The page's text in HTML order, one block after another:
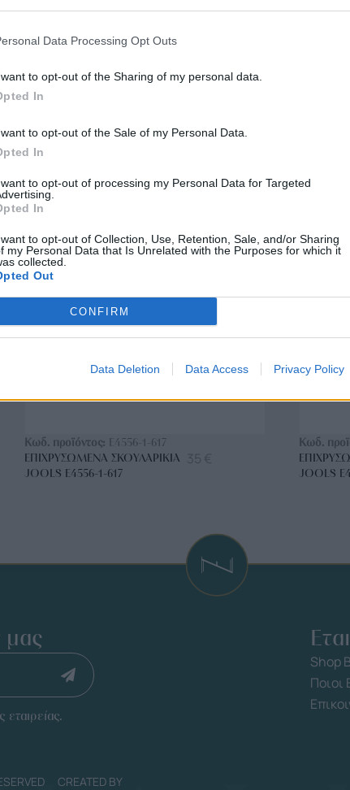
Data Processing Opt Outs
to opt-out of the Sharing of my personal data.
In
to opt-out of the Sale of my Personal Data.
In
to opt-out of processing my Personal Data for Targeted
In
to opt-out of Collection, Use, Retention, Sale, and/or Sharing
my Personal Data that Is Unrelated with the Purposes for which it
collected.
Out
CONFIRM
Data Deletion Data Access Privacy Policy
Επιλογές Που
Εδώ θα βρείτε τις κορυφαίες
BRASS
Κωδ. προϊόντος: E4556-1-617
ΕΠΙΧΡΥΣΩΜΈΝΑ ΣΚΟΥΛΑΡΊΚΙΑ
JOOLS E4556-1-617
Κωδ.
JOOLS
Shop
Ποιοι
CREATED BY